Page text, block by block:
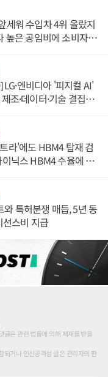
세워 수입차 4위 올랐지
높은 공임비에 소비자
엔비디아 '피지컬 AI'
조·데이터·기술 결집
라'에도 HBM4 탑재 검
이닉스 HBM4 수율에 주
특허분쟁 매듭, 5년 동
스비 지급
글은 관련 법률에 의해 제재를 받을
되거나 인신공격성 글은 관리자의 판